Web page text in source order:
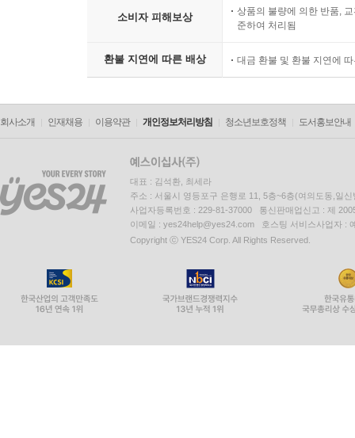
소비자 피해보상
상품의 불량에 의한 반품,
준하여 처리됨
환불 지연에 따른 배상 대금 환불 및 환불 지연에
회사소개 인재채용 이용약관 개인정보처리방침 청소년보호정책 도서홍보안내
대표 : 김석환, 최세라
주소 : 서울시 영등포구 은행로 11, 5층~6층(여의도동,일신
사업자등록번호 : 229-81-37000 통신판매업신고 : 제
이메일 : yes24help@yes24.com 호스팅 서비스사업자 :
Copyright ⓒ YES24 Corp. All Rights Reserved.